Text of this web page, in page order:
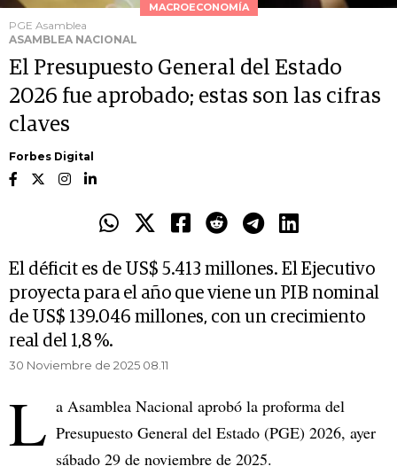
MACROECONOMÍA
PGE Asamblea
ASAMBLEA NACIONAL
El Presupuesto General del Estado
2026 fue aprobado; estas son las cifras
claves
Forbes Digital
El déficit es de US$ 5.413 millones. El Ejecutivo
proyecta para el año que viene un PIB nominal
de US$ 139.046 millones, con un crecimiento
real del 1,8 %.
30 Noviembre de 2025 08.11
L a Asamblea Nacional aprobó la proforma del
Presupuesto General del Estado (PGE) 2026, ayer
sábado 29 de noviembre de 2025.